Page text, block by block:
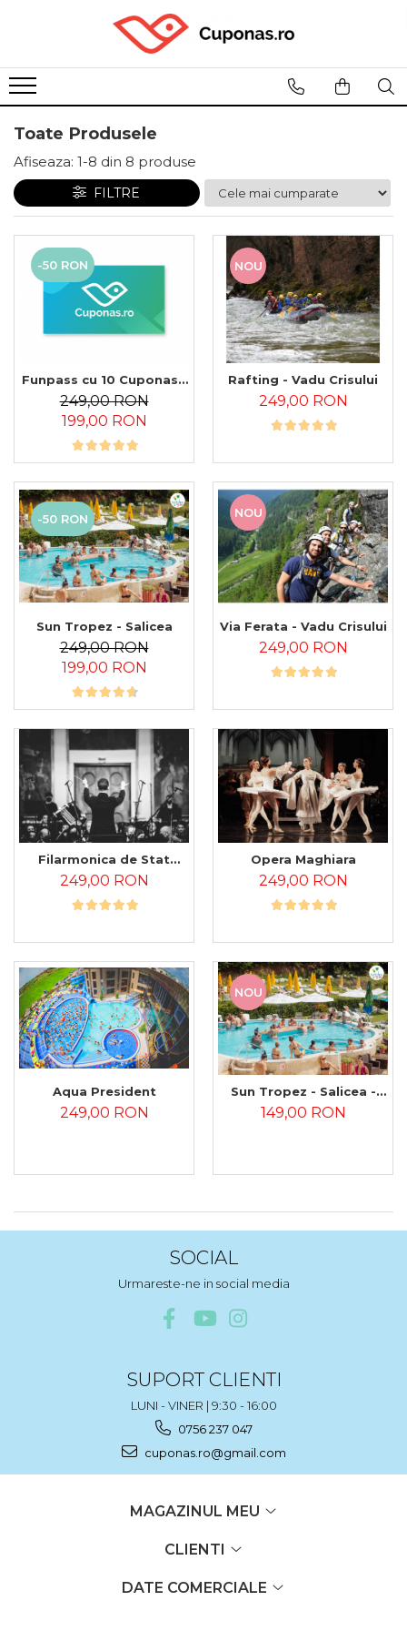
Toate Produsele
Afiseaza: 1-8 din 8 produse
FILTRE
-50 RON
Funpass cu 10 Cuponase
Universale
249,00 RON
199,00 RON
NOU
Rafting - Vadu Crisului
249,00 RON
-50 RON
Sun Tropez - Salicea
249,00 RON
199,00 RON
NOU
Via Ferata - Vadu Crisului
249,00 RON
Filarmonica de Stat
„Transilvania”
249,00 RON
Opera Maghiara
249,00 RON
Aqua President
249,00 RON
NOU
Sun Tropez - Salicea -
Set de 5 Cuponase
149,00 RON
SOCIAL
Urmareste-ne in social media
SUPORT CLIENTI
LUNI - VINER | 9:30 - 16:00
0756 237 047
cuponas.ro@gmail.com
MAGAZINUL MEU
CLIENTI
DATE COMERCIALE